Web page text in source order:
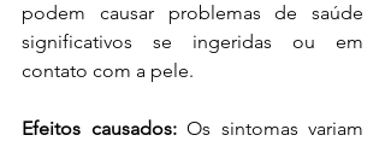
podem causar problemas de saúde
significativos se ingeridas ou em
contato com a pele.
Efeitos causados: Os sintomas variam